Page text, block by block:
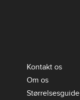
Kontakt os
Om os
Størrelsesguide